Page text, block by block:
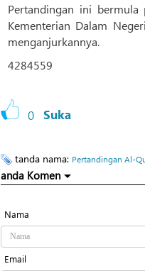
Pertandingan ini bermula
Kementerian Dalam
menganjurkannya.
4284559
0 Suka
tanda nama: Pertandingan Al-
anda Komen
Nama
Email